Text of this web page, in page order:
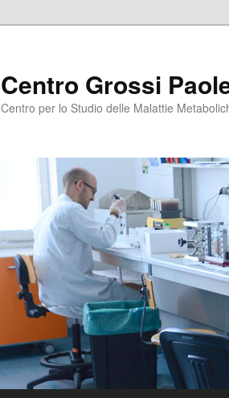
Centro Grossi
Centro per lo Studio delle Malattie